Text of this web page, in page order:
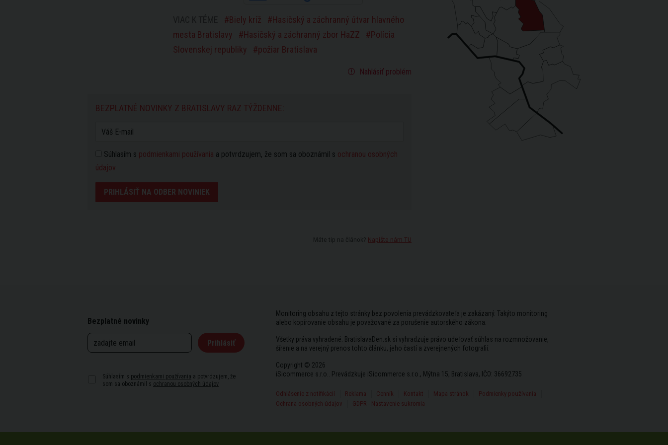
Biely kríž
Hasičský a záchranný útvar hlavného
mesta Bratislavy
Hasičský a záchranný zbor HaZZ
Polícia
Slovenskej republiky
požiar Bratislava
Nahlásiť problém
BEZPLATNÉ NOVINKY Z BRATISLAVY RAZ TÝŽDENNE:
Súhlasím s podmienkami používania a potvrdzujem, že som sa oboznámil s ochranou osobných
údajov
PRIHLÁSIŤ NA ODBER NOVINIEK
Máte tip na článok? Napíšte nám TU
Bezplatné novinky
Prihlásiť
Súhlasím s podmienkami používania a potvrdzujem, že
som sa oboznámil s ochranou osobných údajov
Monitoring obsahu z tejto stránky bez povolenia prevádzkovateľa je zakázaný. Takýto monitoring
alebo kopírovanie obsahu je považované za porušenie autorského zákona.
Všetky práva vyhradené. BratislavaDen.sk si vyhradzuje právo udeľovať súhlas na rozmnožovanie,
šírenie a na verejný prenos tohto článku, jeho častí a zverejnených fotografií.
Copyright © 2026
iSicommerce s.r.o.. Prevádzkuje iSicommerce s.r.o., Mýtna 15, Bratislava, IČO: 36692735
Odhlásenie z notifikácií Reklama Cenník Kontakt Mapa stránok
Podmienky používania
Ochrana osobných údajov
GDPR - Nastavenie sukromia